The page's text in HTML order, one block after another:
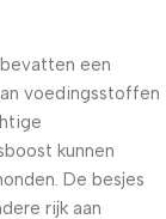
een
voedingsstoffen
kunnen
De besjes
rijk aan